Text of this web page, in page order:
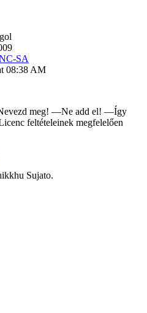
SA
08:38 AM
meg! —Ne add el! —Így
feltételeinek megfelelően
Sujato.